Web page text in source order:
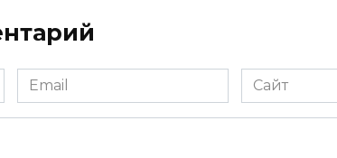
Email
*
Сайт